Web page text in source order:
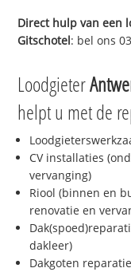
Direct hulp van een
Gitschotel: bel ons
Loodgieter
helpt u met de
CV installaties
vervanging)
Riool (binnen en
renovatie en
dakleer)
Dakgoten